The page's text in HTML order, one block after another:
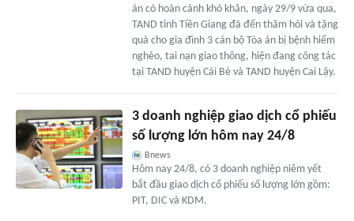
án có hoàn cảnh khó khăn, ngày 29/9 vừa qua,
TAND tỉnh Tiền Giang đã đến thăm hỏi và tặng
quà cho gia đình 3 cán bộ Tòa án bị bệnh hiểm
nghèo, tai nạn giao thông, hiện đang công tác
tại TAND huyện Cái Bè và TAND huyện Cai Lậy.
3 doanh nghiệp giao dịch cổ phiếu
số lượng lớn hôm nay 24/8
Bnews
Hôm nay 24/8, có 3 doanh nghiệp niêm yết
bắt đầu giao dịch cổ phiếu số lượng lớn gồm:
PIT, DIC và KDM.